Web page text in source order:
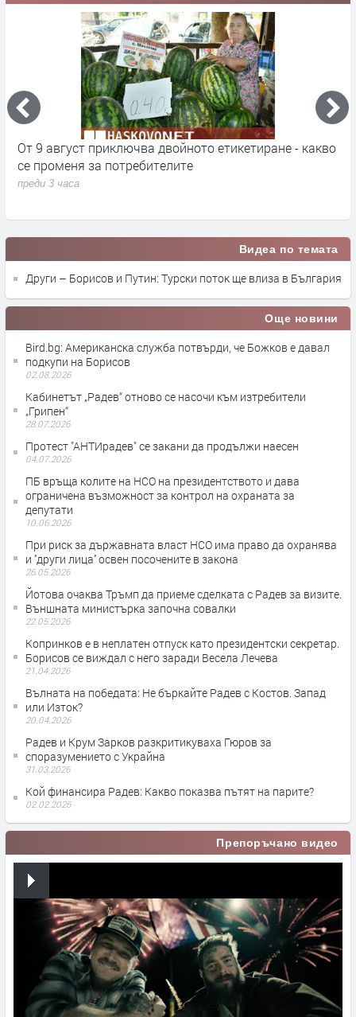
От 9 август приключва двойното етикетиране - какво
се променя за потребителите
преди 3 часа
Видеа по темата
Други – Борисов и Путин: Турски поток ще влиза в България
Още новини
Bird.bg: Американска служба потвърди, че Божков е давал
подкупи на Борисов
02.08.2026
Кабинетът „Радев“ отново се насочи към изтребители
„Грипен“
28.07.2026
Протест "АНТИрадев" се закани да продължи наесен
04.07.2026
ПБ връща колите на НСО на президентството и дава
ограничена възможност за контрол на охраната за
депутати
10.06.2026
При риск за държавната власт НСО има право да охранява
и ''други лица'' освен посочените в закона
26.05.2026
Йотова очаква Тръмп да приеме сделката с Радев за визите.
Външната министърка започна совалки
22.05.2026
Копринков е в неплатен отпуск като президентски секретар.
Борисов се виждал с него заради Весела Лечева
21.04.2026
Вълната на победата: Не бъркайте Радев с Костов. Запад
или Изток?
20.04.2026
Радев и Крум Зарков разкритикуваха Гюров за
споразумението с Украйна
31.03.2026
Кой финансира Радев: Какво показва пътят на парите?
02.02.2026
Препоръчано видео